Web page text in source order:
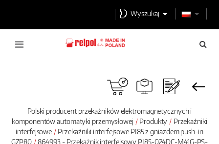
Wyszukaj
Polski producent przekaźników elektromagnetycznych i
komponentów automatyki przemysłowej
Produkty
Przekaźniki
interfejsowe
Przekaźniki interfejsowe PI85 z gniazdem push-in
GZP80
864993 - Przekażnik interfejsowy PI85-024DC-M41G-PS-